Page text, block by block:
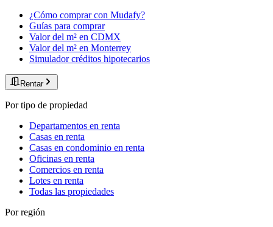
¿Cómo comprar con Mudafy?
Guías para comprar
Valor del m² en CDMX
Valor del m² en Monterrey
Simulador créditos hipotecarios
Rentar
Por tipo de propiedad
Departamentos en renta
Casas en renta
Casas en condominio en renta
Oficinas en renta
Comercios en renta
Lotes en renta
Todas las propiedades
Por región